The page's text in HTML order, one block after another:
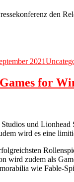
den
2021
for
und
wird es eine
wird zudem als
wie Fable-